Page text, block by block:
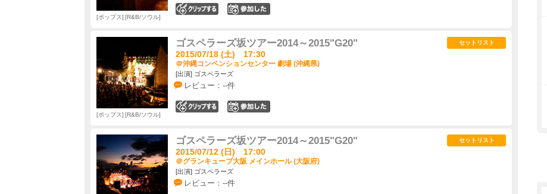
ポップス R&B/ソウル
ゴスペラーズ坂ツアー2014～2015"G20"
2015/07/18 (土) 17:30
＠沖縄コンベンションセンター 劇場 (沖縄県)
[出演] ゴスペラーズ
レビュー：--件
セットリスト
ポップス R&B/ソウル
ゴスペラーズ坂ツアー2014～2015"G20"
2015/07/12 (日) 17:00
＠グランキューブ大阪 メインホール (大阪府)
[出演] ゴスペラーズ
レビュー：--件
セットリスト